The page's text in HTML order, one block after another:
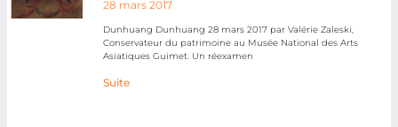
28 mars 2017
Dunhuang Dunhuang 28 mars 2017 par Valérie Zaleski,
Conservateur du patrimoine au Musée National des Arts
Asiatiques Guimet. Un réexamen
Suite